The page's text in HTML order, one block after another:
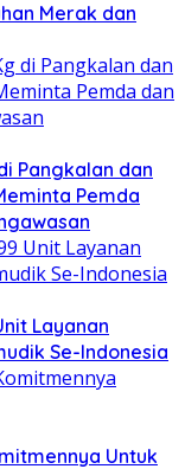
Merak dan
Pangkalan dan
Pemda
Layanan
Se-Indonesia
Untuk